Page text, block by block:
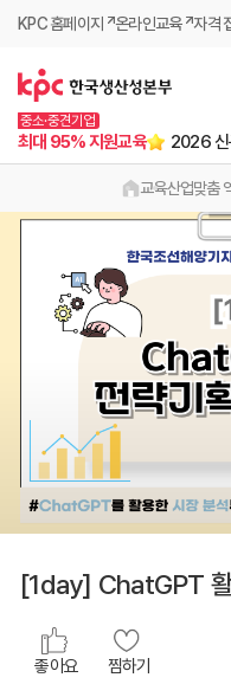
KPC 홈페이지 온라인교육 자격
중소·중견기업
최대 95% 지원교육 2026 신
교육산업맞춤
[1day] ChatGPT
좋아요 찜하기